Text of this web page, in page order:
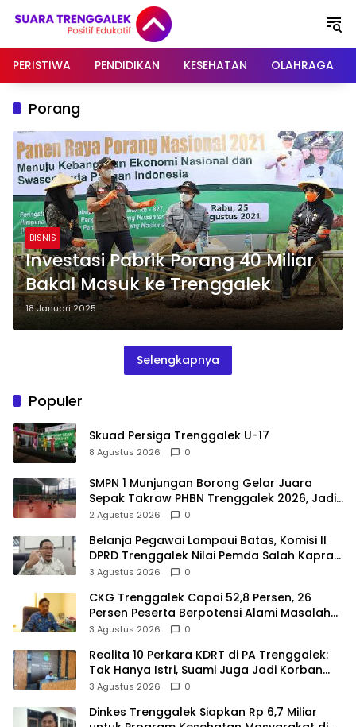
PERISTIWA
PENDIDIKAN KESEHATAN OLAHRAGA
Porang
BISNIS
Investasi Pabrik Porang 40 Miliar
Bakal Masuk ke Trenggalek
18 Januari 2025
Selengkapnya
Populer
Skuad Persiga Trenggalek U-17
8 Agustus 2026 0
SMPN 1 Munjungan Borong Gelar Juara
Sepak Takraw PHBN Trenggalek 2026, Jadi
Modal Menuju POPDA Jatim
2 Agustus 2026 0
Belanja Pegawai Lampaui Batas, Komisi II
DPRD Trenggalek Nilai Pemda Salah Kaprah
dalam Perencanaan
3 Agustus 2026 0
CKG Trenggalek Capai 52,8 Persen, 26
Persen Peserta Berpotensi Alami Masalah
Kejiwaan
3 Agustus 2026 0
Realita 10 Perkara KDRT di PA Trenggalek:
Tak Hanya Istri, Suami Juga Jadi Korban
Kekerasan
3 Agustus 2026 0
Dinkes Trenggalek Siapkan Rp 6,7 Miliar